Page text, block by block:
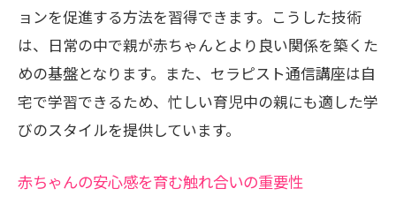
通信講座だからこそできる柔軟な学び方
家庭で実践できるベビーマッサージ技術
学習を続けるためのモチベーション維持
法
セラピスト通信講座で得られるベビーマッサ
ョンを促進する方法を習得できます。こうした技術
は、日常の中で親が赤ちゃんとより良い関係を築くた
めの基盤となります。また、セラピスト通信講座は自
宅で学習できるため、忙しい育児中の親にも適した学
びのスタイルを提供しています。
赤ちゃんの安心感を育む触れ合いの重要性